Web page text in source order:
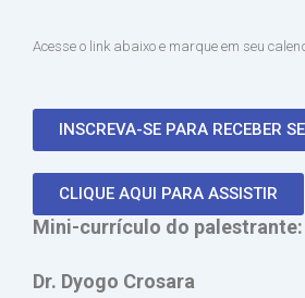
Acesse o link abaixo e marque em seu
INSCREVA-SE PARA RECEBER
CLIQUE AQUI PARA ASSISTIR
Mini-currículo do palestrante:
Dr. Dyogo Crosara